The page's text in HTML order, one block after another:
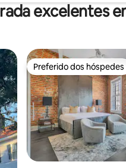
excelentes
Preferido dos hóspedes
Preferido dos hóspedes